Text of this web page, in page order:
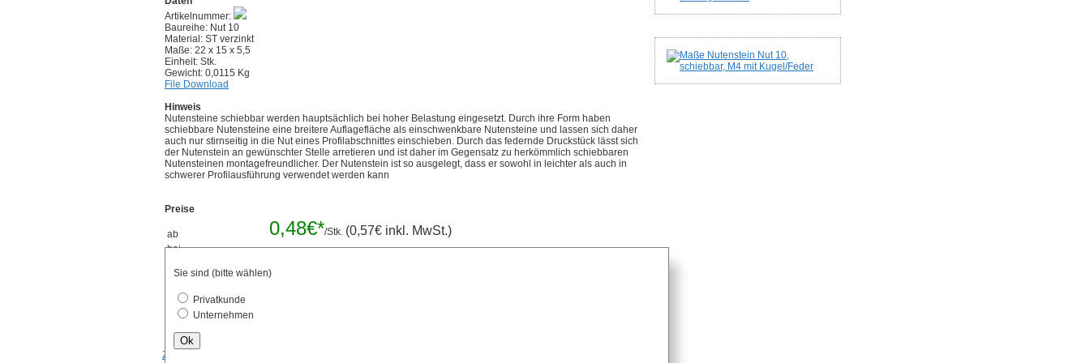
Artikelnummer:
Baureihe: Nut 10
Material: ST verzinkt
Maße: 22 x 15 x 5,5
Einheit: Stk.
Gewicht: 0,0115 Kg
File Download
Hinweis
Nutensteine schiebbar werden hauptsächlich bei hoher Belastung eingesetzt. Durch ihre Form haben
schiebbare Nutensteine eine breitere Auflagefläche als einschwenkbare Nutensteine und lassen sich daher
auch nur stirnseitig in die Nut eines Profilabschnittes einschieben. Durch das federnde Druckstück lässt sich
der Nutenstein an gewünschter Stelle arretieren und ist daher im Gegensatz zu herkömmlich schiebbaren
Nutensteinen montagefreundlicher. Der Nutenstein ist so ausgelegt, dass er sowohl in leichter als auch in
schwerer Profilausführung verwendet werden kann
Preise
Sie sind (bitte wählen)
Privatkunde
Unternehmen
Ok
ab 0,48€*/Stk. (0,57€ inkl. MwSt.)
bei
Stk.
Zurück